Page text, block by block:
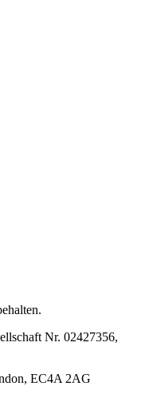
Nr. 02427356,
EC4A 2AG